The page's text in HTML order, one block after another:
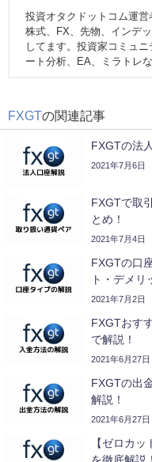
投資オタクドットコム運営
株式、FX、先物、インデ
してます。投資家コミュ
ート分析、EA、ミラトレ
FXGTの関連記事
FXGTの法
2021年7月6日
FXGTで取
とめ！
2021年7月4日
FXGTの口
ト・デメリ
2021年7月2日
FXGTおす
で解説！
2021年6月27日
FXGTの出
解説！
2021年6月27日
【ゼロカ
を徹底解説！